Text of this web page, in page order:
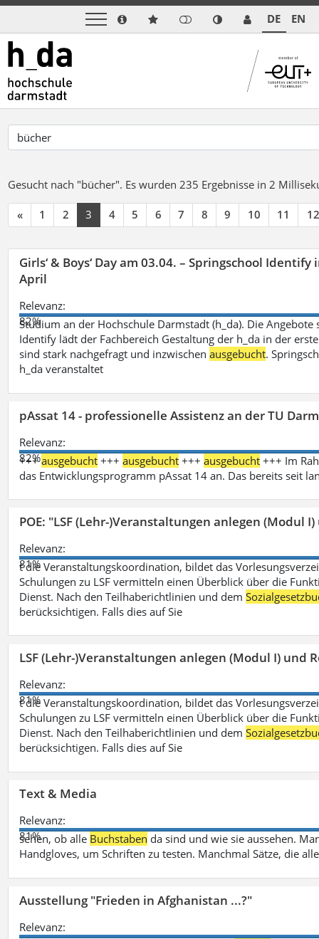
DE EN
Gesucht nach "bücher". Es wurden 235 Ergebnisse in 2
« 1 2 3 4 5 6 7 8 9 10 11 12
Girls‘ & Boys‘ Day am 03.04. – Springschool
April
Relevanz:
82%
Studium an der Hochschule Darmstadt (h_da). Die
Identify lädt der Fachbereich Gestaltung der h_da in der
sind stark nachgefragt und inzwischenausgebucht.
h_da veranstaltet
pAssat 14 - professionelle Assistenz an der TU
Relevanz:
82%
+++ausgebucht +++ausgebucht +++ausgebucht +++ Im
das Entwicklungsprogramm pAssat 14 an. Das bereits seit
POE: "LSF (Lehr-)Veranstaltungen anlegen (Modul
Relevanz:
81%
t die Veranstaltungskoordination, bildet das
Schulungen zu LSF vermitteln einen Überblick über die
Dienst. Nach den Teilhaberichtlinien und dem
berücksichtigen. Falls dies auf Sie
LSF (Lehr-)Veranstaltungen anlegen (Modul I) und
Relevanz:
81%
t die Veranstaltungskoordination, bildet das
Schulungen zu LSF vermitteln einen Überblick über die
Dienst. Nach den Teilhaberichtlinien und dem
berücksichtigen. Falls dies auf Sie
Text & Media
Relevanz:
81%
sehen, ob alle Buchstaben da sind und wie sie aussehen.
Handgloves, um Schriften zu testen. Manchmal Sätze, die
Ausstellung "Frieden in Afghanistan ...?"
Relevanz: